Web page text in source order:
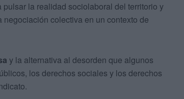
la realidad sociolaboral del territorio y
negociación colectiva en un contexto de
y la alternativa al desorden que algunos
los derechos sociales y los derechos